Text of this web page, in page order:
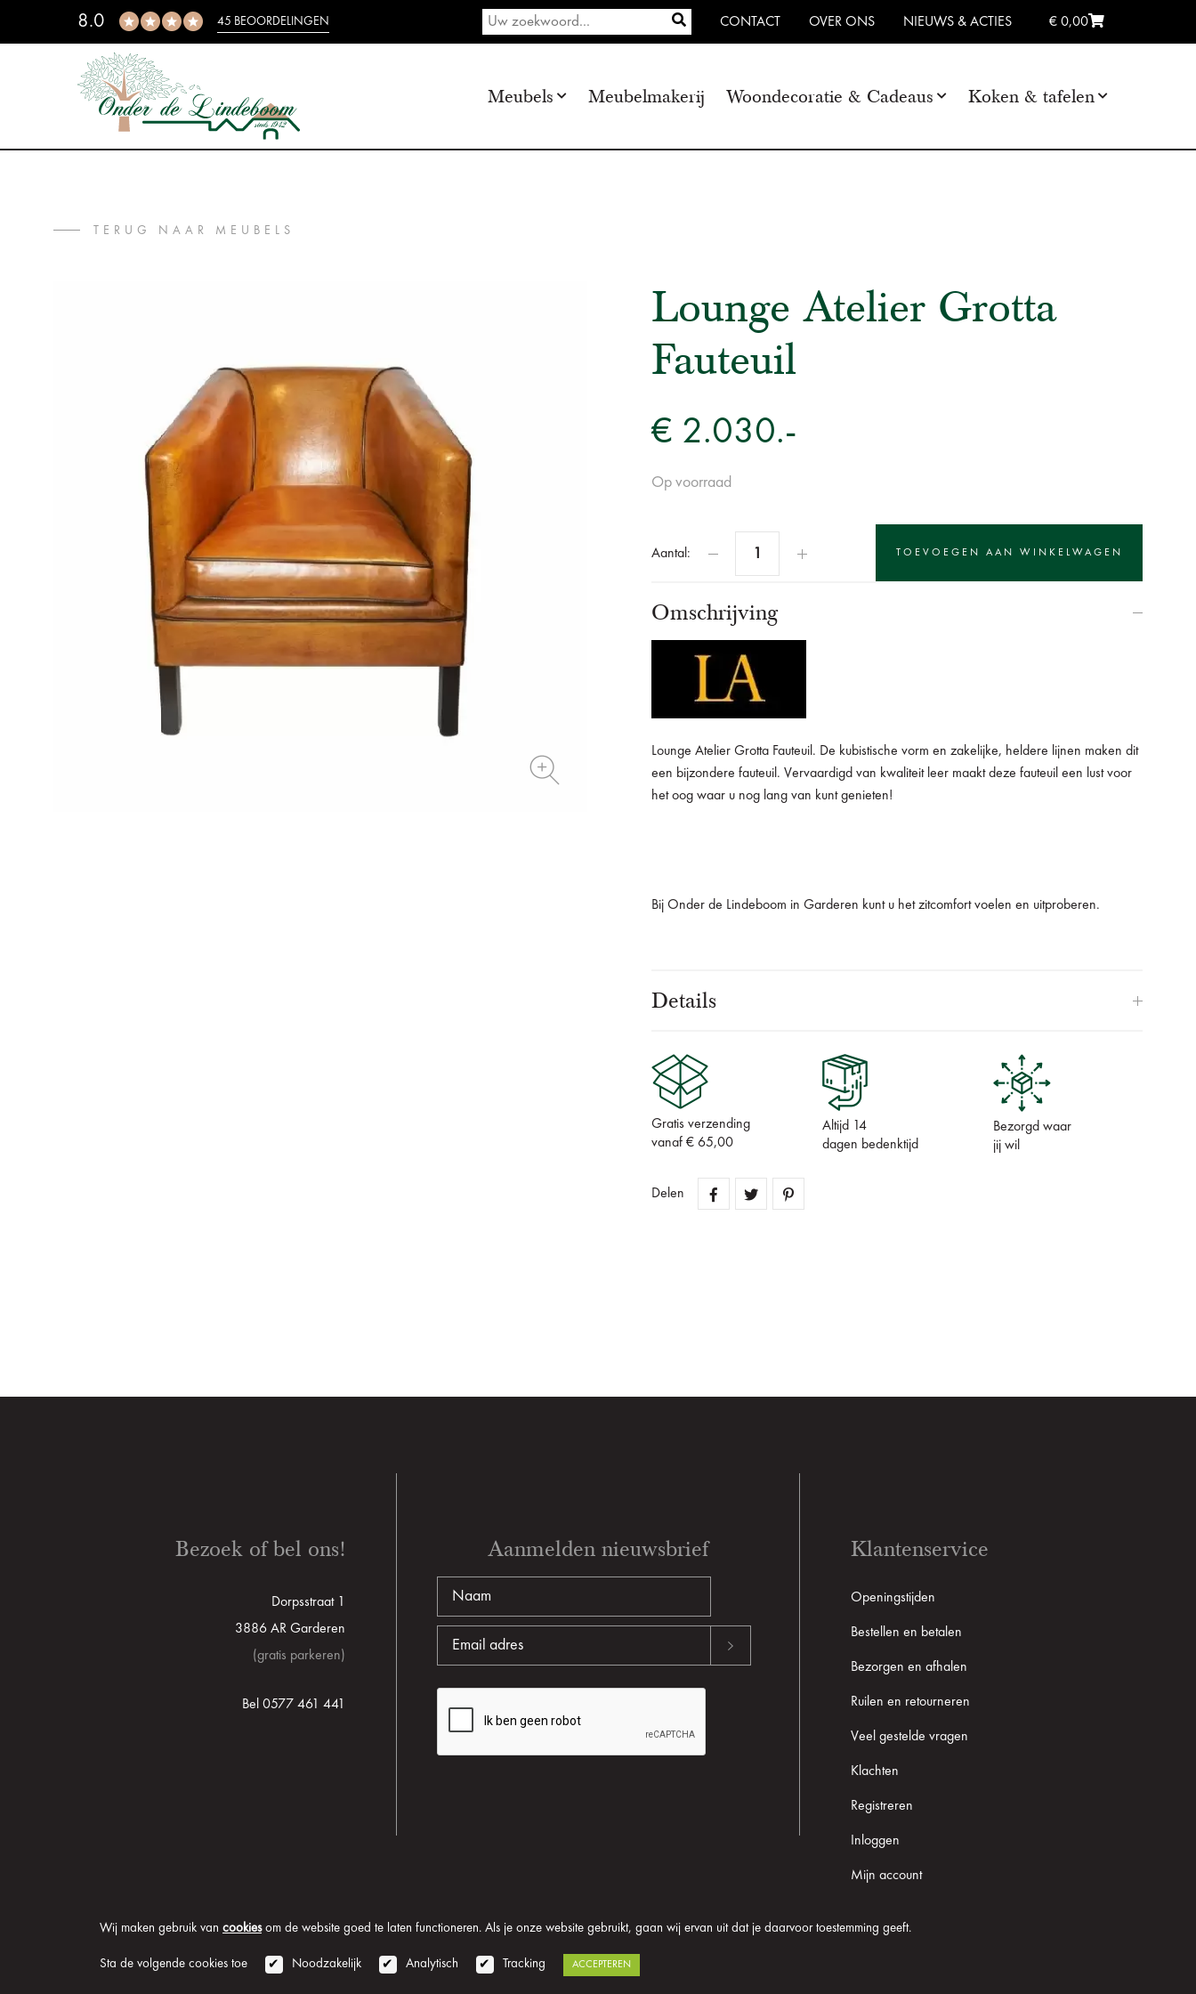
Wij maken gebruik van cookiesom de website goed te laten functioneren. Als je onze website gebruikt, gaan wij ervan uit dat je daarvoor toestemming geeft.
Sta de volgende cookies toe Noodzakelijk Analytisch Tracking ACCEPTEREN
8.0 45 BEOORDELINGEN CONTACT OVER ONS NIEUWS & ACTIES € 0,00
Meubels Meubelmakerij Woondecoratie & Cadeaus Koken & tafelen
TERUG NAAR MEUBELS
Lounge Atelier Grotta
Fauteuil
€ 2.030.-
Op voorraad
Aantal:
Omschrijving
Lounge Atelier Grotta Fauteuil. De kubistische vorm en zakelijke, heldere lijnen maken dit
een bijzondere fauteuil. Vervaardigd van kwaliteit leer maakt deze fauteuil een lust voor
het oog waar u nog lang van kunt genieten!
Bij Onder de Lindeboom in Garderen kunt u het zitcomfort voelen en uitproberen.
Details
Gratis verzending
vanaf € 65,00
Altijd 14
dagen bedenktijd
Bezorgd waar
jij wil
Delen
Aanmelden nieuwsbrief
Bezoek of bel ons!
Dorpsstraat 1
3886 AR Garderen
(gratis parkeren)
Bel 0577 461 441
Klantenservice
Openingstijden
Bestellen en betalen
Bezorgen en afhalen
Ruilen en retourneren
Veel gestelde vragen
Klachten
Registreren
Inloggen
Mijn account
© 2026 Onder de Lindeboom Algemene voorwaarden Disclaimer Privacy verklaring Cookie informatie